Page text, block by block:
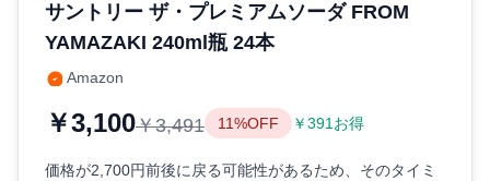
サントリー ザ・プレミアムソーダ FROM
YAMAZAKI 240ml瓶 24本
Amazon
￥3,100￥3,491 11%OFF ￥391お得
価格が2,700円前後に戻る可能性があるため、そのタイミ